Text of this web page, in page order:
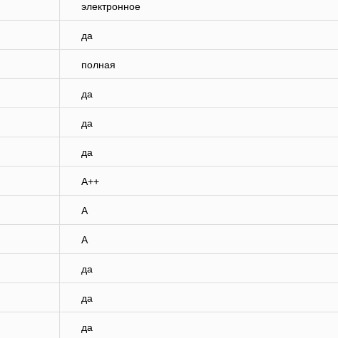
электронное
да
полная
да
да
да
A++
A
A
да
да
да